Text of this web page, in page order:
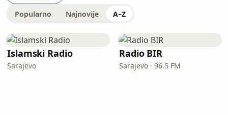
Popularno Najnovije A–Z
Islamski Radio
Sarajevo
Radio BIR
Sarajevo · 96.5 FM